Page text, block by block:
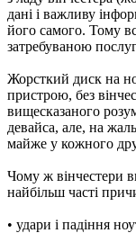
дані і важливу
його самого. Тому
затребуваною
Жорсткий диск на
пристрою, без
вищесказаного
девайса, але, на
майже у кожного
Чому ж вінчестери
найбільш часті
• удари і падіння